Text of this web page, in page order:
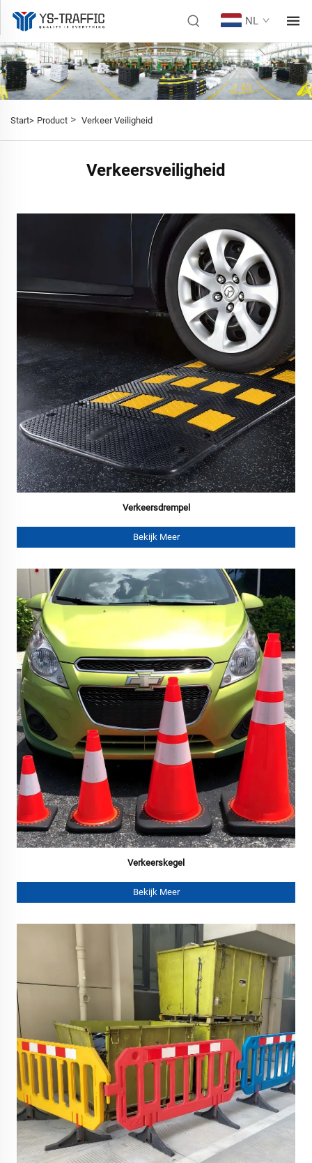
NL
Start> Product > Verkeer Veiligheid
Verkeersveiligheid
Verkeersdrempel
Bekijk Meer
Verkeerskegel
Bekijk Meer